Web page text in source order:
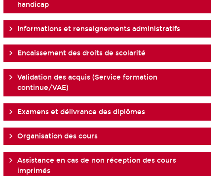
handicap
Informations et renseignements administratifs
Encaissement des droits de scolarité
Validation des acquis (Service formation
continue/VAE)
Examens et délivrance des diplômes
Organisation des cours
Assistance en cas de non réception des cours
imprimés